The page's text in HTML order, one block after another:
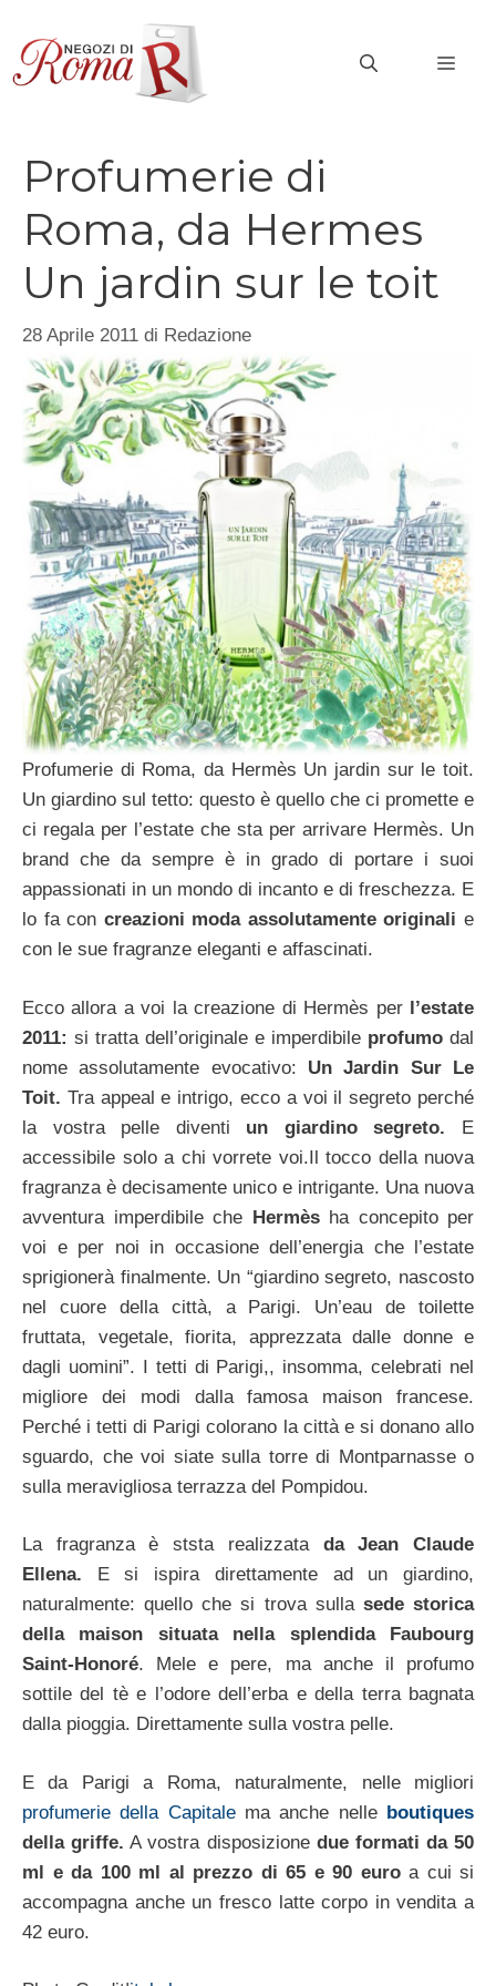
contenuto
Profumerie di
Roma, da Hermes
Un jardin sur le toit
28 Aprile 2011 di Redazione
Profumerie di Roma, da Hermès Un jardin sur le toit.
Un giardino sul tetto: questo è quello che ci promette e
ci regala per l’estate che sta per arrivare Hermès. Un
brand che da sempre è in grado di portare i suoi
appassionati in un mondo di incanto e di freschezza. E
lo fa con creazioni moda assolutamente originali e
con le sue fragranze eleganti e affascinati.
Ecco allora a voi la creazione di Hermès per l’estate
2011: si tratta dell’originale e imperdibile profumo dal
nome assolutamente evocativo: Un Jardin Sur Le
Toit. Tra appeal e intrigo, ecco a voi il segreto perché
la vostra pelle diventi un giardino segreto. E
accessibile solo a chi vorrete voi.Il tocco della nuova
fragranza è decisamente unico e intrigante. Una nuova
avventura imperdibile che Hermèsha concepito per
voi e per noi in occasione dell’energia che l’estate
sprigionerà finalmente. Un “giardino segreto, nascosto
nel cuore della città, a Parigi. Un’eau de toilette
fruttata, vegetale, fiorita, apprezzata dalle donne e
dagli uomini”. I tetti di Parigi,, insomma, celebrati nel
migliore dei modi dalla famosa maison francese.
Perché i tetti di Parigi colorano la città e si donano allo
sguardo, che voi siate sulla torre di Montparnasse o
sulla meravigliosa terrazza del Pompidou.
La fragranza è ststa realizzata da Jean Claude
Ellena. E si ispira direttamente ad un giardino,
naturalmente: quello che si trova sulla sede storica
della maison situata nella splendida Faubourg
Saint-Honoré. Mele e pere, ma anche il profumo
sottile del tè e l’odore dell’erba e della terra bagnata
dalla pioggia. Direttamente sulla vostra pelle.
E da Parigi a Roma, naturalmente, nelle migliori
profumerie della Capitalema anche nelle boutiques
della griffe. A vostra disposizione due formati da 50
ml e da 100 ml al prezzo di 65 e 90 euroa cui si
accompagna anche un fresco latte corpo in vendita a
42 euro.